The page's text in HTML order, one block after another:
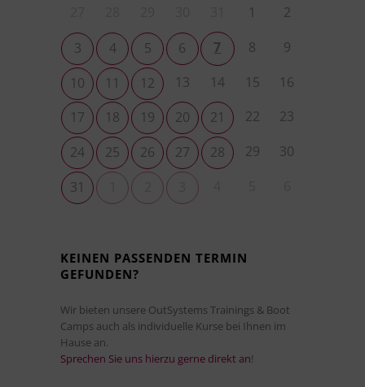
1
2
3
4 5 6 7 8
9
10
11 12 13 14 15
16
17
18 19 20 21 22
23
24
25 26 27 28 29
30
31
KEINEN PASSENDEN TERMIN
GEFUNDEN?
Wir bieten unsere OutSystems Trainings & Boot
Camps auch als individuelle Kurse bei Ihnen im
Hause an.
Sprechen Sie uns hierzu gerne direkt an!